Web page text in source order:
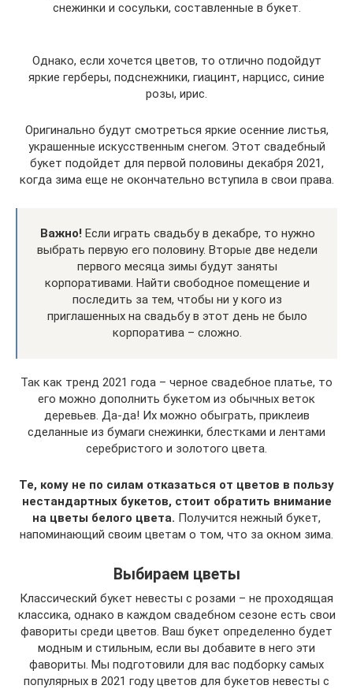
снежинки и сосульки, составленные в букет.
Однако, если хочется цветов, то отлично подойдут
яркие герберы, подснежники, гиацинт, нарцисс, синие
розы, ирис.
Оригинально будут смотреться яркие осенние листья,
украшенные искусственным снегом. Этот свадебный
букет подойдет для первой половины декабря 2021,
когда зима еще не окончательно вступила в свои права.
Важно! Если играть свадьбу в декабре, то нужно
выбрать первую его половину. Вторые две недели
первого месяца зимы будут заняты
корпоративами. Найти свободное помещение и
последить за тем, чтобы ни у кого из
приглашенных на свадьбу в этот день не было
корпоратива – сложно.
Так как тренд 2021 года – черное свадебное платье, то
его можно дополнить букетом из обычных веток
деревьев. Да-да! Их можно обыграть, приклеив
сделанные из бумаги снежинки, блестками и лентами
серебристого и золотого цвета.
Те, кому не по силам отказаться от цветов в пользу
нестандартных букетов, стоит обратить внимание
на цветы белого цвета. Получится нежный букет,
напоминающий своим цветам о том, что за окном зима.
Выбираем цветы
Классический букет невесты с розами – не проходящая
классика, однако в каждом свадебном сезоне есть свои
фавориты среди цветов. Ваш букет определенно будет
модным и стильным, если вы добавите в него эти
фавориты. Мы подготовили для вас подборку самых
популярных в 2021 году цветов для букетов невесты с